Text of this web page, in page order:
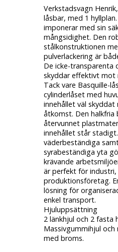
Verkstadsvagn
låsbar, med 1
imponerar med sin
mångsidighet. Den
stålkonstruktionen
pulverlackering är
De icke-transparenta
skyddar effektivt mot
Tack vare Basquille-
cylinderlåset med
innehållet väl
åtkomst. Den
återvunnet
innehållet står
väderbeständiga
syrabeständiga yta
krävande
är perfekt för
produktionsföretag.
lösning för
enkel transport.
Hjuluppsättning
2 länkhjul och 2 fasta
Massivgummihjul och
med broms.